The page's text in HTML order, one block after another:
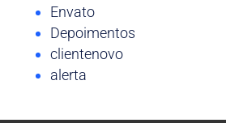
Envato
Depoimentos
clientenovo
alerta